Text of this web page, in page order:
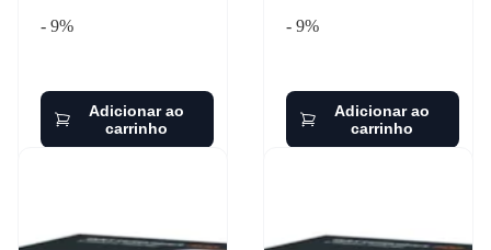
- 9%
Adicionar ao
carrinho
- 9%
Adicionar ao
carrinho